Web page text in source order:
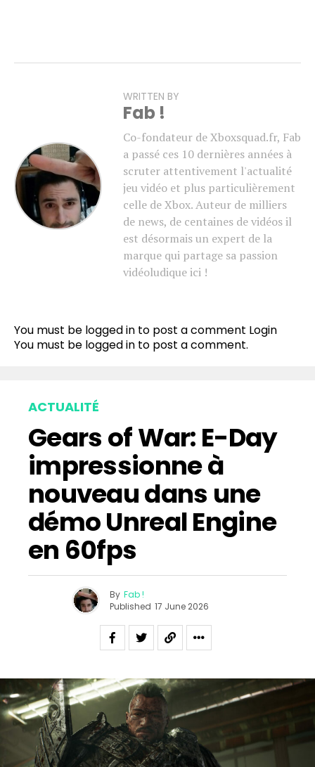
WRITTEN BY
Fab !
Co-fondateur de Xboxsquad.fr, Fab
a passé ces 10 dernières années à
scruter attentivement l'actualité
jeu vidéo et plus particulièrement
celle de Xbox. Auteur de milliers
de news, de centaines de vidéos il
est désormais un expert de la
marque qui partage sa passion
vidéoludique ici !
You must be logged in to post a comment Login
You must be logged in to post a comment.
ACTUALITÉ
Gears of War: E-Day
impressionne à
nouveau dans une
démo Unreal Engine
en 60fps
By Fab !
Published 17 June 2026